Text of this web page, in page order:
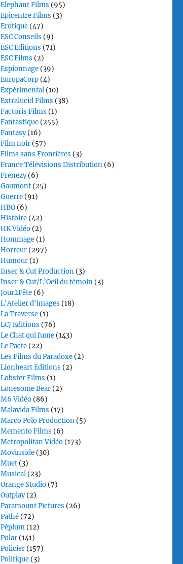
Elephant Films (95)
Epicentre Films (3)
Erotique (47)
ESC Conseils (9)
ESC Editions (71)
ESC Films (2)
Espionnage (39)
EuropaCorp (4)
Expérimental (10)
Extralucid Films (38)
Factoris Films (1)
Fantastique (255)
Fantasy(16)
Film noir (57)
Films sans Frontières (3)
France Télévisions Distribution (6)
Frenezy(6)
Gaumont (25)
Guerre (91)
HBO (6)
Histoire (42)
HK Vidéo (2)
Hommage (1)
Horreur (297)
Humour (1)
Inser & Cut Production (3)
Inser & Cut/L’Oeil du témoin (3)
Jour2Fête (6)
L'Atelier d'images (18)
La Traverse (1)
LCJ Editions (76)
Le Chat qui fume (143)
Le Pacte (22)
Les Films du Paradoxe (2)
Lionheart Editions (2)
Lobster Films (1)
Lonesome Bear (2)
M6 Vidéo (86)
Malavida Films (17)
Marco Polo Production (5)
Memento Films (6)
Metropolitan Vidéo (173)
Movinside (30)
Muet (3)
Musical (23)
Orange Studio (7)
Outplay(2)
Paramount Pictures (26)
Pathé (72)
Péplum (12)
Polar (141)
Policier (157)
Politique (3)